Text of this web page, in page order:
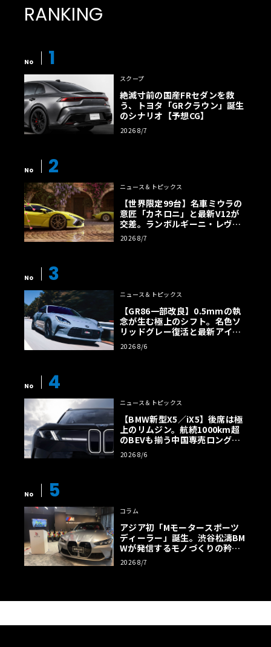
RANKING
No 1
スクープ
絶滅寸前の国産FRセダンを救
う、トヨタ「GRクラウン」誕生
のシナリオ【予想CG】
2026 8/7
No 2
ニュース＆トピックス
【世界限定99台】名車ミウラの
意匠「カネロニ」と最新V12が
交差。ランボルギーニ・レヴエ
ルトに60周年記念車が登場
2026 8/7
No 3
ニュース＆トピックス
【GR86一部改良】0.5mmの執
念が生む極上のシフト。名色ソ
リッドグレー復活と最新アイサ
イトでFRの極みへ
2026 8/6
No 4
ニュース＆トピックス
【BMW新型X5／iX5】後席は極
上のリムジン。航続1000km超
のBEVも揃う中国専売ロング仕
様の全貌
2026 8/6
No 5
コラム
アジア初「Mモータースポーツ
ディーラー」誕生。渋谷松濤BM
Wが発信するモノづくりの矜持
【木下隆之コラム】
2026 8/7